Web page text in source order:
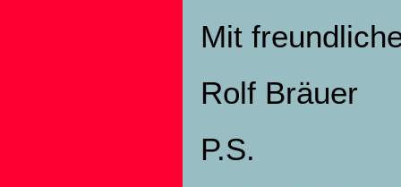
Mit
Rolf Bräuer
P.S.